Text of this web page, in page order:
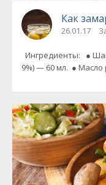
Как
26.01.17
Ингредиенты: ●
9%) — 60 мл. ●